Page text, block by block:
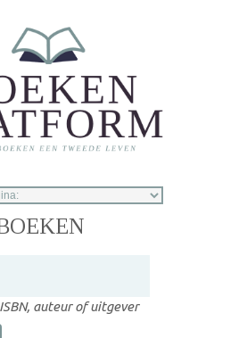
auteur of uitgever